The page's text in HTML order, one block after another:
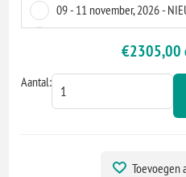
09 - 11 november, 2026 -
13 - 15 januari, 2027 -
25 - 27 januari, 2027 -
15 - 17 maart, 2027 -
18 - 20 mei, 2027 -
€2305,00
Aantal:
Toevoegen